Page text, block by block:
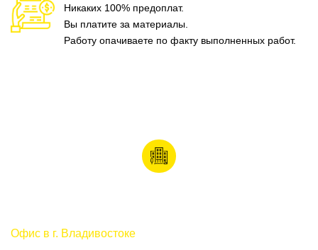
Никаких 100% предоплат.
Вы платите за материалы.
Работу опачиваете по факту выполненных работ.
Офис в г. Владивостоке